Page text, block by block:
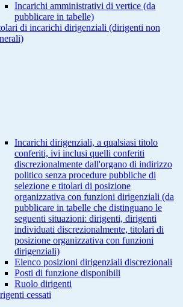
Incarichi amministrativi di vertice (da
pubblicare in tabelle)
di incarichi dirigenziali (dirigenti non
Incarichi dirigenziali, a qualsiasi titolo
conferiti, ivi inclusi quelli conferiti
discrezionalmente dall'organo di indirizzo
politico senza procedure pubbliche di
selezione e titolari di posizione
organizzativa con funzioni dirigenziali (da
pubblicare in tabelle che distinguano le
seguenti situazioni: dirigenti, dirigenti
individuati discrezionalmente, titolari di
posizione organizzativa con funzioni
dirigenziali)
Elenco posizioni dirigenziali discrezionali
Posti di funzione disponibili
Ruolo dirigenti
cessati